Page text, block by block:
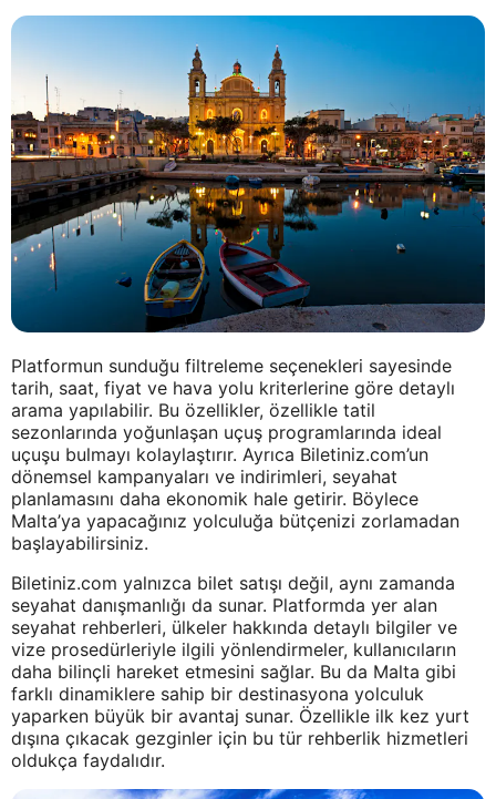
Platformun sunduğu filtreleme seçenekleri sayesinde
tarih, saat, fiyat ve hava yolu kriterlerine göre detaylı
arama yapılabilir. Bu özellikler, özellikle tatil
sezonlarında yoğunlaşan uçuş programlarında ideal
uçuşu bulmayı kolaylaştırır. Ayrıca Biletiniz.com’un
dönemsel kampanyaları ve indirimleri, seyahat
planlamasını daha ekonomik hale getirir. Böylece
Malta’ya yapacağınız yolculuğa bütçenizi zorlamadan
başlayabilirsiniz.
Biletiniz.com yalnızca bilet satışı değil, aynı zamanda
seyahat danışmanlığı da sunar. Platformda yer alan
seyahat rehberleri, ülkeler hakkında detaylı bilgiler ve
vize prosedürleriyle ilgili yönlendirmeler, kullanıcıların
daha bilinçli hareket etmesini sağlar. Bu da Malta gibi
farklı dinamiklere sahip bir destinasyona yolculuk
yaparken büyük bir avantaj sunar. Özellikle ilk kez yurt
dışına çıkacak gezginler için bu tür rehberlik hizmetleri
oldukça faydalıdır.